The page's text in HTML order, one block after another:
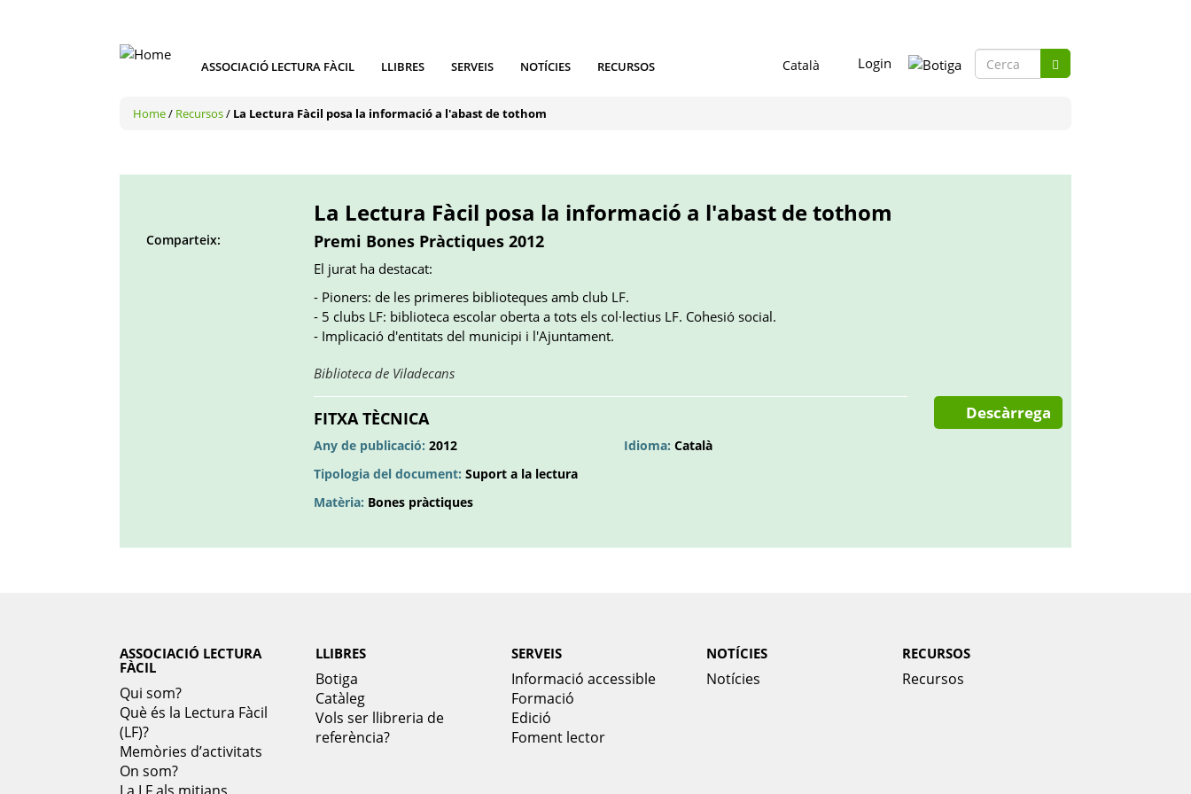
ASSOCIACIÓ LECTURA FÀCIL LLIBRES SERVEIS NOTÍCIES RECURSOS Login
Formulari
Home/ Recursos/ La Lectura Fàcil posa la informació a l'abast de tothom
Comparteix:
Whatsapp
La Lectura Fàcil posa la informació a l'abast de tothom
Premi Bones Pràctiques 2012
El jurat ha destacat:
- Pioners: de les primeres biblioteques amb club LF.
- 5 clubs LF: biblioteca escolar oberta a tots els col·lectius LF. Cohesió social.
- Implicació d'entitats del municipi i l'Ajuntament.
Biblioteca de ViladecansObre
en
nova
FITXA TÈCNICA
Any de publicació: 2012
Tipologia del document: Suport a la lectura
Matèria: Bones pràctiques
Idioma: Català
Descàrrega
ASSOCIACIÓ LECTURA
FÀCIL
Qui som?
Què és la Lectura Fàcil
(LF)?
Memòries d’activitats
On som?
LLIBRES
Botiga
Catàleg
Vols ser llibreria de
referència?
SERVEIS
Informació accessible
Formació
Edició
Foment lector
NOTÍCIES
Notícies
RECURSOS
Recursos